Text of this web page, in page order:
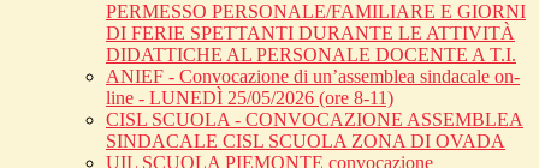
PERMESSO PERSONALE/FAMILIARE E GIORNI
DI FERIE SPETTANTI DURANTE LE ATTIVITÀ
DIDATTICHE AL PERSONALE DOCENTE A T.I.
ANIEF - Convocazione di un’assemblea sindacale on-
line - LUNEDÌ 25/05/2026 (ore 8-11)
CISL SCUOLA - CONVOCAZIONE ASSEMBLEA
SINDACALE CISL SCUOLA ZONA DI OVADA
UIL SCUOLA PIEMONTE convocazione